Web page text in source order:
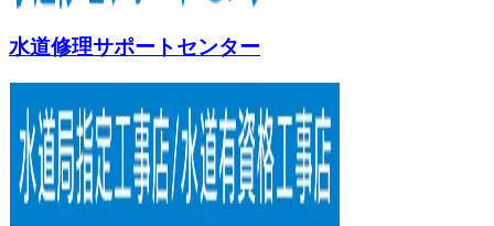
水道修理サポートセンター